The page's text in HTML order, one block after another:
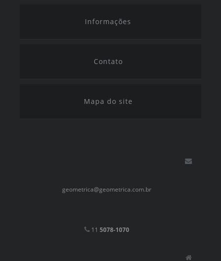
Informações
Contato
Mapa do site
geometrica@geometrica.com.br
11 5078-1070